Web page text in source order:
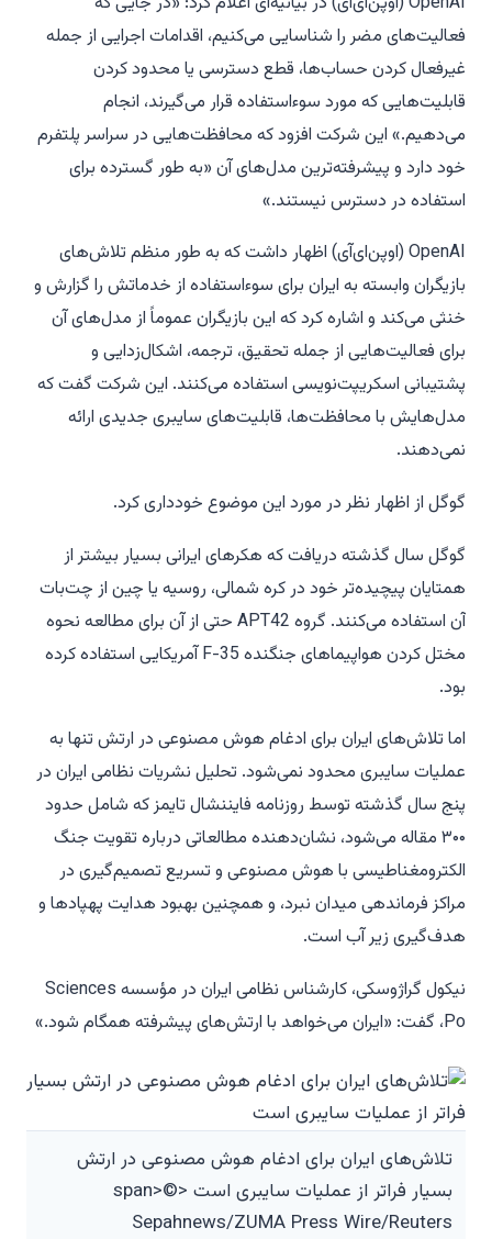
فعالیت‌های مضر را شناسایی می‌کنیم، اقدامات اجرایی از جمله
غیرفعال کردن حساب‌ها، قطع دسترسی یا محدود کردن
قابلیت‌هایی که مورد سوءاستفاده قرار می‌گیرند، انجام
می‌دهیم.» این شرکت افزود که محافظت‌هایی در سراسر پلتفرم
خود دارد و پیشرفته‌ترین مدل‌های آن «به طور گسترده برای
استفاده در دسترس نیستند.»
OpenAI (اوپن‌ای‌آی) اظهار داشت که به طور منظم تلاش‌های
بازیگران وابسته به ایران برای سوءاستفاده از خدماتش را گزارش و
خنثی می‌کند و اشاره کرد که این بازیگران عموماً از مدل‌های آن
برای فعالیت‌هایی از جمله تحقیق، ترجمه، اشکال‌زدایی و
پشتیبانی اسکریپت‌نویسی استفاده می‌کنند. این شرکت گفت که
مدل‌هایش با محافظت‌ها، قابلیت‌های سایبری جدیدی ارائه
نمی‌دهند.
گوگل از اظهار نظر در مورد این موضوع خودداری کرد.
گوگل سال گذشته دریافت که هکرهای ایرانی بسیار بیشتر از
همتایان پیچیده‌تر خود در کره شمالی، روسیه یا چین از چت‌بات
آن استفاده می‌کنند. گروه APT42 حتی از آن برای مطالعه نحوه
مختل کردن هواپیماهای جنگنده F-35 آمریکایی استفاده کرده
بود.
اما تلاش‌های ایران برای ادغام هوش مصنوعی در ارتش تنها به
عملیات سایبری محدود نمی‌شود. تحلیل نشریات نظامی ایران در
پنج سال گذشته توسط روزنامه فایننشال تایمز که شامل حدود
۳۰۰ مقاله می‌شود، نشان‌دهنده مطالعاتی درباره تقویت جنگ
الکترومغناطیسی با هوش مصنوعی و تسریع تصمیم‌گیری در
مراکز فرماندهی میدان نبرد، و همچنین بهبود هدایت پهپادها و
هدف‌گیری زیر آب است.
نیکول گراژوسکی، کارشناس نظامی ایران در مؤسسه Sciences
Po، گفت: «ایران می‌خواهد با ارتش‌های پیشرفته همگام شود.»
تلاش‌های ایران برای ادغام هوش مصنوعی در ارتش
بسیار فراتر از عملیات سایبری است <span>©
Sepahnews/ZUMA Press Wire/Reuters